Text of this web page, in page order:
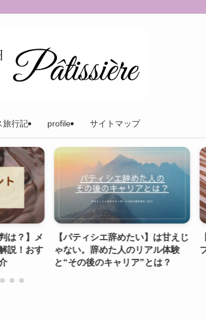
旅行記 profile サイトマップ
】は甘えじ
アル体験
とは？
【体験談】転職で年収70万円アッ
プ！私が実践した2つのコツ